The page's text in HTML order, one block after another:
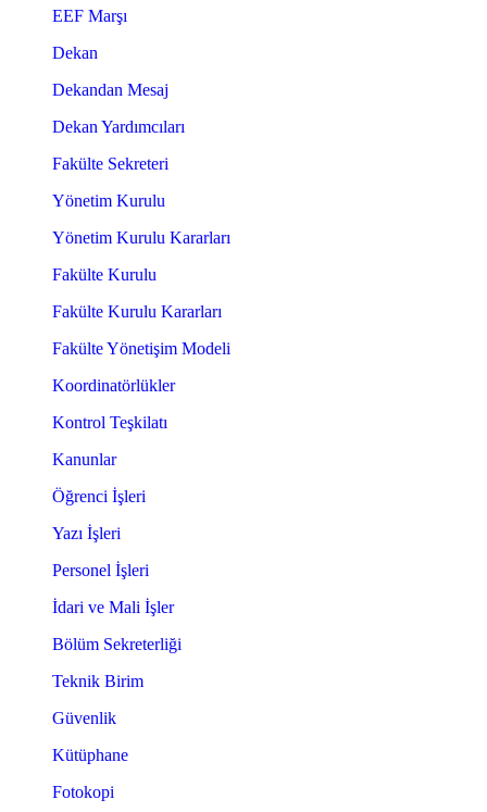
EEF Marşı
Dekan
Dekandan Mesaj
Dekan Yardımcıları
Fakülte Sekreteri
Yönetim Kurulu
Yönetim Kurulu Kararları
Fakülte Kurulu
Fakülte Kurulu Kararları
Fakülte Yönetişim Modeli
Koordinatörlükler
Kontrol Teşkilatı
Kanunlar
Öğrenci İşleri
Yazı İşleri
Personel İşleri
İdari ve Mali İşler
Bölüm Sekreterliği
Teknik Birim
Güvenlik
Kütüphane
Fotokopi